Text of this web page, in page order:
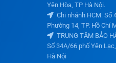
Yên Hòa, TP Hà Nội.
Chi nhánh HCM: Số
Phường 14, TP. Hồ Chí
TRUNG TÂM BẢO
Số 34A/66 phố Yên
Hà Nội